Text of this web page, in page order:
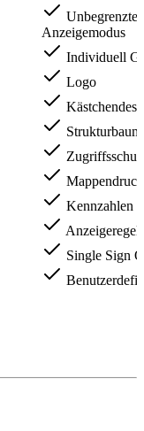
Unbegrenzte
Anzeigemodus
Individuell
Logo
Strukturbaum
Mappendruck
Kennzahlen
Single Sign